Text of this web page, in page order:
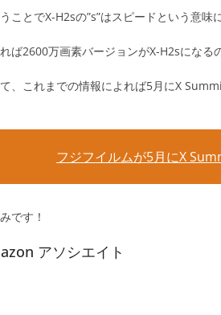
ことでX-H2sの”s”はスピードという意味
ば2600万画素バージョンがX-H2sになる
、これまでの情報によれば5月にX
フジフイルムが5月にX
です！
アソシエイト